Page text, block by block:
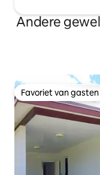
Andere
Favoriet van gasten
Favoriet van gasten